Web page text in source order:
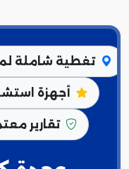
تغطية شاملة
أجهزة
تقارير